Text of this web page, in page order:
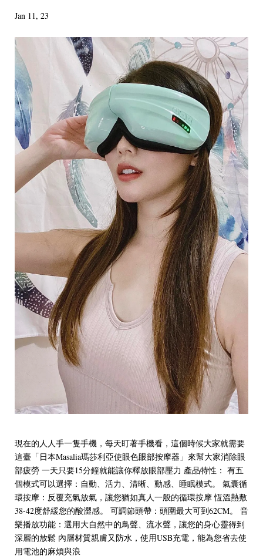
Jan 11, 23
現在的人人手一隻手機，每天盯著手機看，這個時候大家就需要
這臺「日本Masalia瑪莎利亞使眼色眼部按摩器」來幫大家消除眼
部疲勞 一天只要15分鐘就能讓你釋放眼部壓力 產品特性： 有五
個模式可以選擇：自動、活力、清晰、動感、睡眠模式。 氣囊循
環按摩：反覆充氣放氣，讓您猶如真人一般的循環按摩 恆溫熱敷
38-42度舒緩您的酸澀感。 可調節頭帶：頭圍最大可到62CM。 音
樂播放功能：選用大自然中的鳥聲、流水聲，讓您的身心靈得到
深層的放鬆 內層材質親膚又防水，使用USB充電，能為您省去使
用電池的麻煩與浪